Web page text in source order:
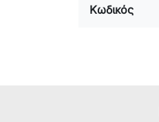
Κωδικός